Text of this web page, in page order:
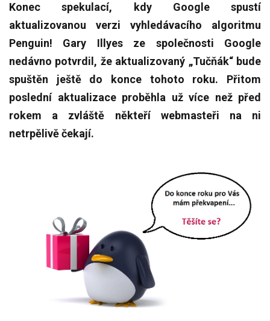
Konec spekulací, kdy Google spustí
aktualizovanou verzi vyhledávacího algoritmu
Penguin! Gary Illyes ze společnosti Google
nedávno potvrdil, že aktualizovaný „Tučňák“ bude
spuštěn ještě do konce tohoto roku. Přitom
poslední aktualizace proběhla už více než před
rokem a zvláště někteří webmasteři na ni
netrpělivě čekají.